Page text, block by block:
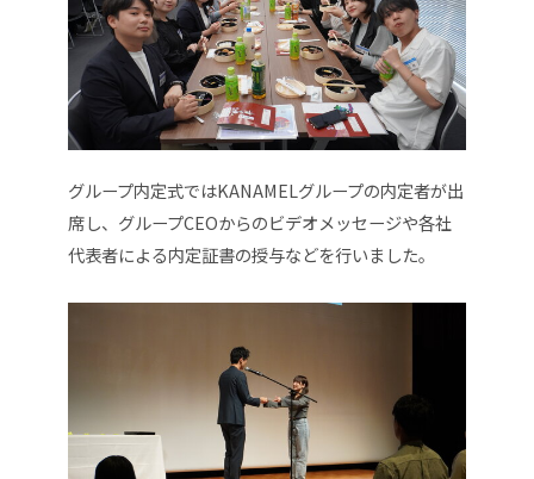
グループ内定式ではKANAMELグループの内定者が出
席し、グループCEOからのビデオメッセージや各社
代表者による内定証書の授与などを行いました。